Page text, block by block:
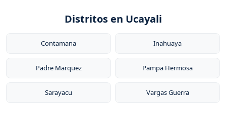
Distritos en Ucayali
Contamana Inahuaya
Padre Marquez Pampa Hermosa
Sarayacu Vargas Guerra